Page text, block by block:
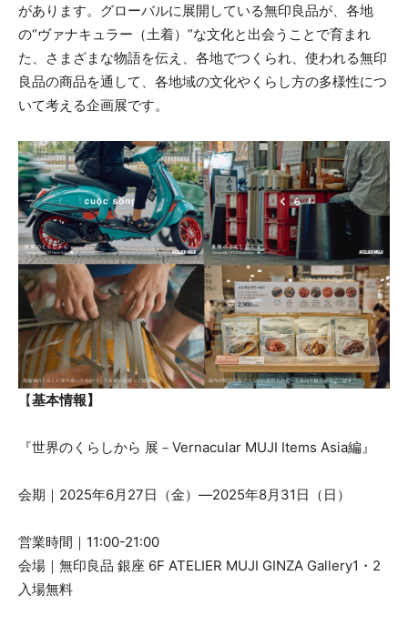
があります。グローバルに展開している無印良品が、各地
の“ヴァナキュラー（土着）”な文化と出会うことで育まれ
た、さまざまな物語を伝え、各地でつくられ、使われる無印
良品の商品を通して、各地域の文化やくらし方の多様性につ
いて考える企画展です。
【基本情報】
『世界のくらしから 展－Vernacular MUJI Items Asia編』
会期｜2025年6月27日（金）―2025年8月31日（日）
営業時間｜11:00-21:00
会場｜無印良品 銀座 6F ATELIER MUJI GINZA Gallery1・2
入場無料